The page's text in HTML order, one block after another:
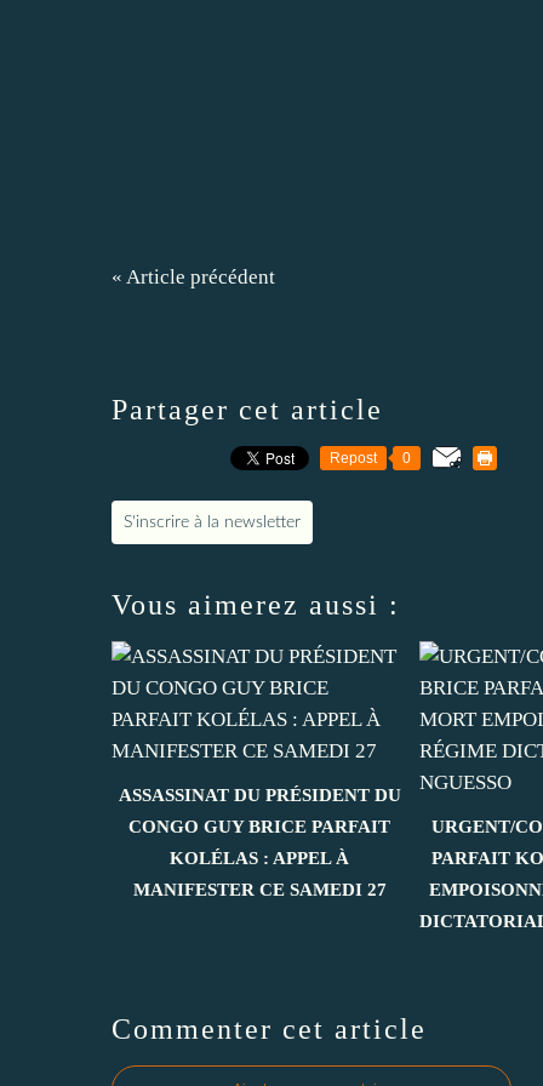
« Article précédent
Partager cet article
Repost 0
S'inscrire à la newsletter
Vous aimerez aussi :
ASSASSINAT DU PRÉSIDENT DU
CONGO GUY BRICE PARFAIT
KOLÉLAS : APPEL À
MANIFESTER CE SAMEDI 27
URGENT/
PARFAIT
Commenter cet article